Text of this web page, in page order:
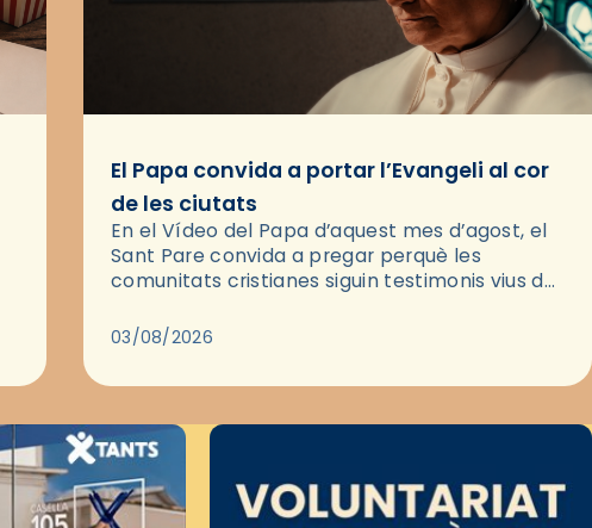
El Papa convida a portar l’Evangeli al cor
de les ciutats
En el Vídeo del Papa d’aquest mes d’agost, el
Sant Pare convida a pregar perquè les
comunitats cristianes siguin testimonis vius de
pregària, el…
03/08/2026